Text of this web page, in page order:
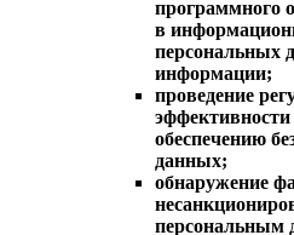
программного
в
персональных
информации;
проведение
обеспечению
данных;
обнаружение
персональным